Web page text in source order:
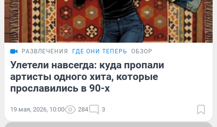
РАЗВЛЕЧЕНИЯ ГДЕ ОНИ ТЕПЕРЬ ОБЗОР
Улетели навсегда: куда пропали
артисты одного хита, которые
прославились в 90-х
19 мая, 2026, 10:00 284 3